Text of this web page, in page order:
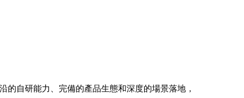
自研能力、完備的產品生態和深度的場景落地，